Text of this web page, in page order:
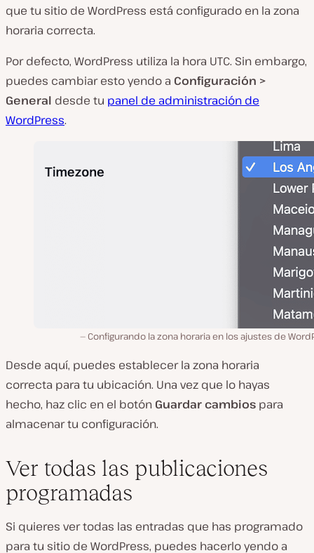
que tu sitio de WordPress está configurado en la zona
horaria correcta.
Por defecto, WordPress utiliza la hora UTC. Sin embargo,
puedes cambiar esto yendo a Configuración >
General desde tu panel de administración de
WordPress.
Configurando la zona horaria en los ajustes de
Desde aquí, puedes establecer la zona horaria
correcta para tu ubicación. Una vez que lo hayas
hecho, haz clic en el botón Guardar cambios para
almacenar tu configuración.
Ver todas las publicaciones
programadas
Si quieres ver todas las entradas que has programado
para tu sitio de WordPress, puedes hacerlo yendo a